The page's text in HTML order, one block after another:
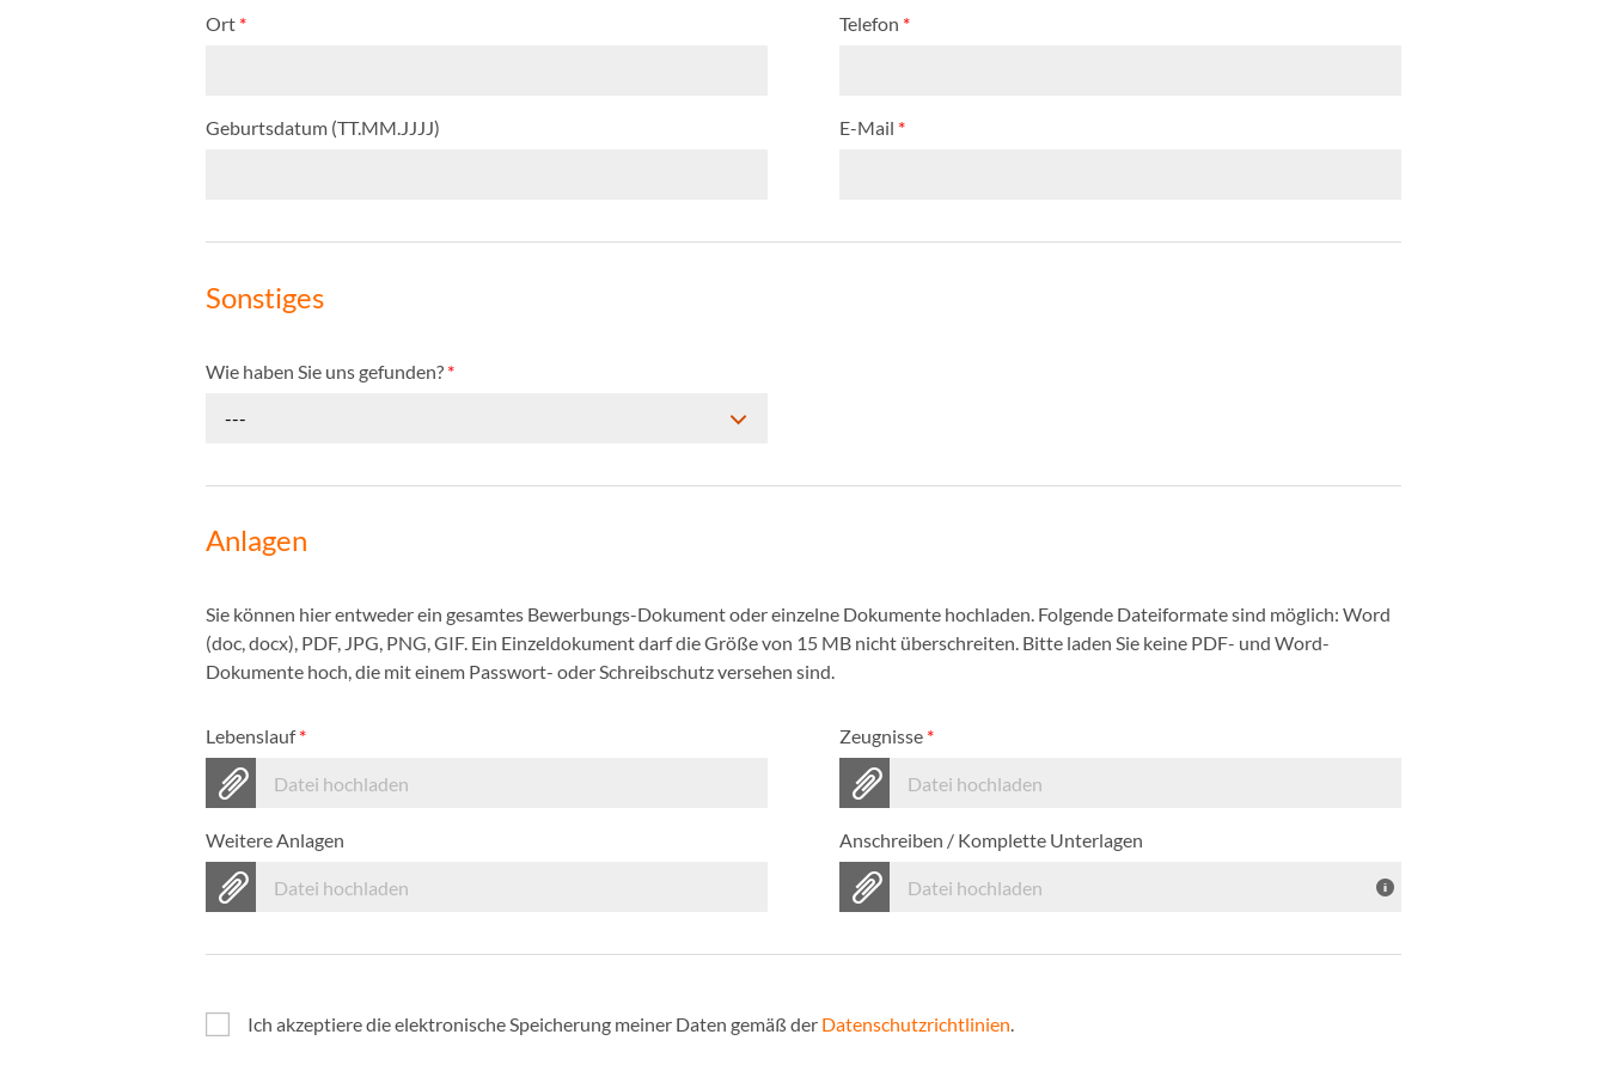
Ort * Telefon *
Geburtsdatum (TT.MM.JJJJ) E-Mail *
Sonstiges
Wie haben Sie uns gefunden? *
---
Anlagen
Sie können hier entweder ein gesamtes Bewerbungs-Dokument oder einzelne Dokumente hochladen. Folgende Dateiformate sind möglich: Word
(doc, docx), PDF, JPG, PNG, GIF. Ein Einzeldokument darf die Größe von 15 MB nicht überschreiten. Bitte laden Sie keine PDF- und Word-
Dokumente hoch, die mit einem Passwort- oder Schreibschutz versehen sind.
Lebenslauf*
Datei hochladen
Zeugnisse *
Datei hochladen
Weitere Anlagen
Datei hochladen
Anschreiben / Komplette Unterlagen
Datei hochladen
Ich akzeptiere die elektronische Speicherung meiner Daten gemäß der Datenschutzrichtlinien.